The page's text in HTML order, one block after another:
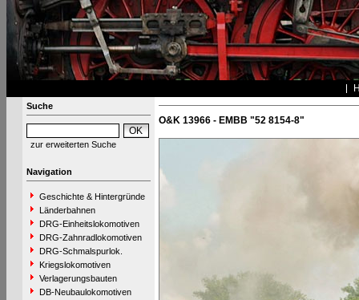
Suche
zur erweiterten Suche
Navigation
Geschichte & Hintergründe
Länderbahnen
DRG-Einheitslokomotiven
DRG-Zahnradlokomotiven
DRG-Schmalspurlok.
Kriegslokomotiven
Verlagerungsbauten
DB-Neubaulokomotiven
O&K 13966 - EMBB "52 8154-8"